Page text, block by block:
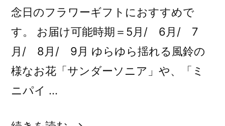
念日のフラワーギフトにおすすめで
す。 お届け可能時期＝5月/ 6月/ 7
月/ 8月/ 9月 ゆらゆら揺れる風鈴の
様なお花「サンダーソニア」や、「ミ
ニパイ …